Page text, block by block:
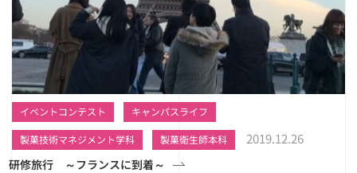
イベントコンテスト キャンパスライフ
製菓技術マネジメント学科 製菓衛生師本科 2019.12.26
研修旅行 ～フランスに到着～